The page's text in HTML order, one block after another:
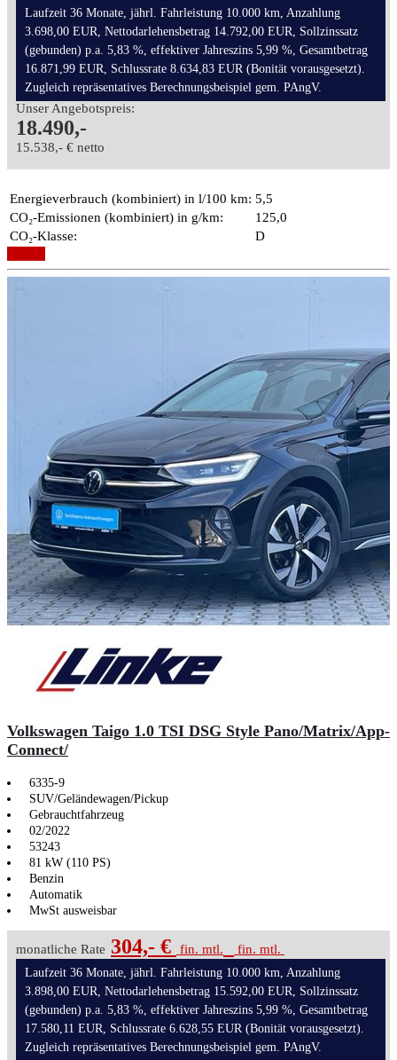
Laufzeit 36 Monate, jährl. Fahrleistung 10.000 km, Anzahlung
3.698,00 EUR, Nettodarlehensbetrag 14.792,00 EUR, Sollzinssatz
(gebunden) p.a. 5,83 %, effektiver Jahreszins 5,99 %, Gesamtbetrag
16.871,99 EUR, Schlussrate 8.634,83 EUR (Bonität vorausgesetzt).
Zugleich repräsentatives Berechnungsbeispiel gem. PAngV.
Unser Angebotspreis:
18.490,-
15.538,- € netto
Energieverbrauch (kombiniert) in l/100 km: 5,5
CO₂-Emissionen (kombiniert) in g/km:
125,0
CO₂-Klasse:
D
Volkswagen Taigo 1.0 TSI DSG Style Pano/Matrix/App-
Connect/
6335-9
SUV/Geländewagen/Pickup
Gebrauchtfahrzeug
02/2022
53243
81 kW (110 PS)
Benzin
Automatik
MwSt ausweisbar
monatliche Rate 304,- € fin. mtl. fin. mtl.
Laufzeit 36 Monate, jährl. Fahrleistung 10.000 km, Anzahlung
3.898,00 EUR, Nettodarlehensbetrag 15.592,00 EUR, Sollzinssatz
(gebunden) p.a. 5,83 %, effektiver Jahreszins 5,99 %, Gesamtbetrag
17.580,11 EUR, Schlussrate 6.628,55 EUR (Bonität vorausgesetzt).
Zugleich repräsentatives Berechnungsbeispiel gem. PAngV.